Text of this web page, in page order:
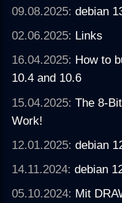
09.08.2025:debian
02.06.2025: Links
16.04.2025: How to
10.4 and 10.6
15.04.2025:The 8-
Work!
12.01.2025:debian
14.11.2024:debian
05.10.2024: Mit